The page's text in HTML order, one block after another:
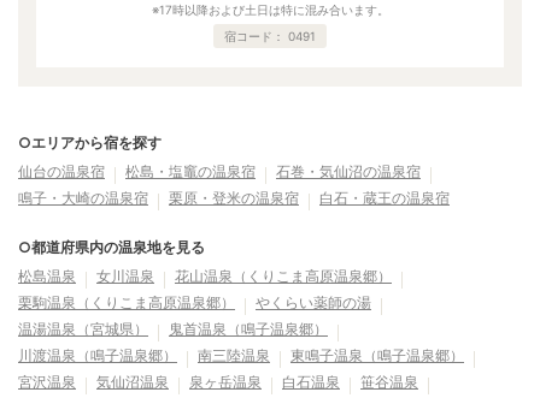
※17時以降および土日は特に混み合います。
宿コード： 0491
○エリアから宿を探す
仙台の温泉宿
松島・塩竈の温泉宿
石巻・気仙沼の温泉宿
鳴子・大崎の温泉宿
栗原・登米の温泉宿 白石・蔵王の温泉宿
○都道府県内の温泉地を見る
松島温泉
女川温泉
花山温泉（くりこま高原温泉郷）
栗駒温泉（くりこま高原温泉郷）
やくらい薬師の湯
温湯温泉（宮城県）
鬼首温泉（鳴子温泉郷）
川渡温泉（鳴子温泉郷）
南三陸温泉
東鳴子温泉（鳴子温泉郷）
宮沢温泉
気仙沼温泉 泉ヶ岳温泉 白石温泉
笹谷温泉